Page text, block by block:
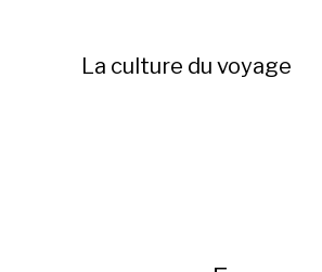
La culture du voyage